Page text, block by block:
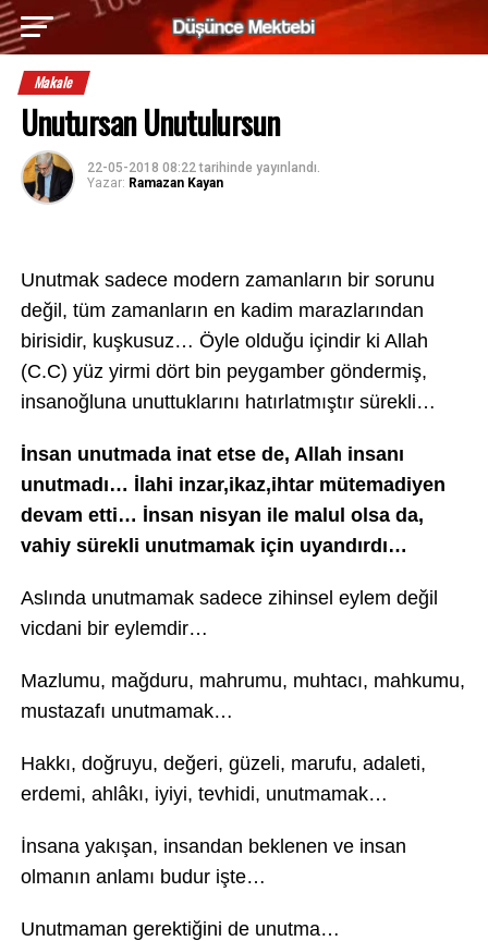
Makale
Unutursan Unutulursun
22-05-2018 08:22tarihinde yayınlandı.
Yazar: Ramazan Kayan
Unutmak sadece modern zamanların bir sorunu
değil, tüm zamanların en kadim marazlarından
birisidir, kuşkusuz… Öyle olduğu içindir ki Allah
(C.C) yüz yirmi dört bin peygamber göndermiş,
insanoğluna unuttuklarını hatırlatmıştır sürekli…
İnsan unutmada inat etse de, Allah insanı
unutmadı… İlahi inzar,ikaz,ihtar mütemadiyen
devam etti… İnsan nisyan ile malul olsa da,
vahiy sürekli unutmamak için uyandırdı…
Aslında unutmamak sadece zihinsel eylem değil
vicdani bir eylemdir…
Mazlumu, mağduru, mahrumu, muhtacı, mahkumu,
mustazafı unutmamak…
Hakkı, doğruyu, değeri, güzeli, marufu, adaleti,
erdemi, ahlâkı, iyiyi, tevhidi, unutmamak…
İnsana yakışan, insandan beklenen ve insan
olmanın anlamı budur işte…
Unutmaman gerektiğini de unutma…